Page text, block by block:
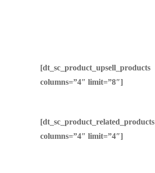
[dt_sc_product_upsell_products
columns=”4″ limit=”8″]
[dt_sc_product_related_products
columns=”4″ limit=”4″]